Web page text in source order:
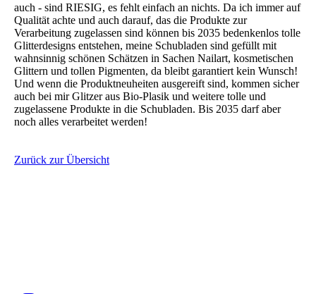
auch - sind RIESIG, es fehlt einfach an nichts. Da ich immer auf
Qualität achte und auch darauf, das die Produkte zur
Verarbeitung zugelassen sind können bis 2035 bedenkenlos tolle
Glitterdesigns entstehen, meine Schubladen sind gefüllt mit
wahnsinnig schönen Schätzen in Sachen Nailart, kosmetischen
Glittern und tollen Pigmenten, da bleibt garantiert kein Wunsch!
Und wenn die Produktneuheiten ausgereift sind, kommen sicher
auch bei mir Glitzer aus Bio-Plasik und weitere tolle und
zugelassene Produkte in die Schubladen. Bis 2035 darf aber
noch alles verarbeitet werden!
Zurück zur Übersicht